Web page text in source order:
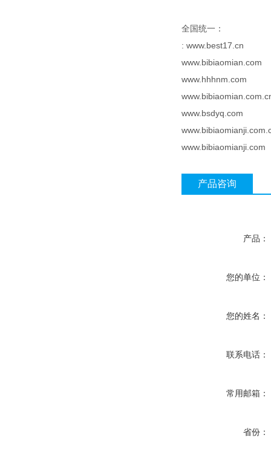
全国统一：
: www.best17.cn
www.bibiaomian.com
www.hhhnm.com
www.bsdyq.com
www.bibiaomianji.com
产品咨询
产品：
您的单位：
您的姓名：
联系电话：
常用邮箱：
省份：